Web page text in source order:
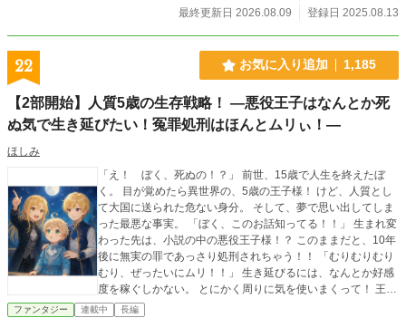
最終更新日 2026.08.09
登録日 2025.08.13
22 お気に入り追加 1,185
【2部開始】人質5歳の生存戦略！ ―悪役王子はなんとか死
ぬ気で生き延びたい！冤罪処刑はほんとムリぃ！―
ほしみ
「え！ ぼく、死ぬの！？」 前世、15歳で人生を終えたぼ
く。 目が覚めたら異世界の、5歳の王子様！ けど、人質とし
て大国に送られた危ない身分。 そして、夢で思い出してしま
った最悪な事実。 「ぼく、このお話知ってる！！」 生まれ変
わった先は、小説の中の悪役王子様！？ このままだと、10年
後に無実の罪であっさり処刑されちゃう！！ 「むりむりむり
むり、ぜったいにムリ！！」 生き延びるには、なんとか好感
度を稼ぐしかない。 とにかく周りに気を使いまくって！ 王子
様たちは全力尊重！ 侍女さんたちには迷惑かけない！ ひたす
ファンタジー 連載中 長編